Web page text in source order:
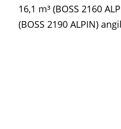
16,1 m³ (BOSS 2160
(BOSS 2190 ALPIN)